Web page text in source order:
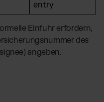
entry
Einfuhr erfordern,
des
angeben.